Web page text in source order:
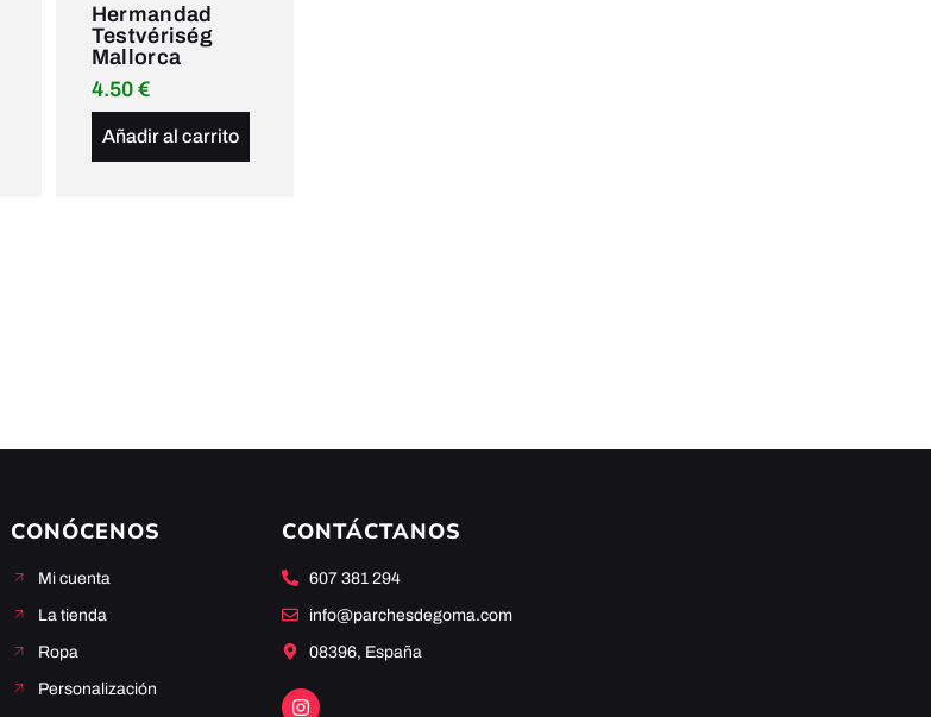
Hermandad
Testvériség
Mallorca
4.50 €
Añadir al carrito
CONÓCENOS
Mi cuenta
La tienda
Ropa
Personalización
CONTÁCTANOS
607 381 294
info@parchesdegoma.com
08396, España